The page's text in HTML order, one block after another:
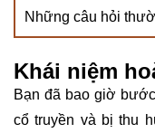
Những câu hỏi
Khái niệm
Bạn đã bao giờ
cổ truyền và bị thu